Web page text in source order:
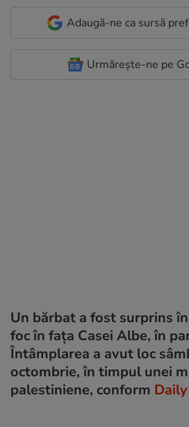
Adaugă-ne ca sursă
Urmărește-ne pe
Un bărbat a fost surprins
foc în fața Casei Albe, în
Întâmplarea a avut loc
octombrie, în timpul unei
palestiniene, conform